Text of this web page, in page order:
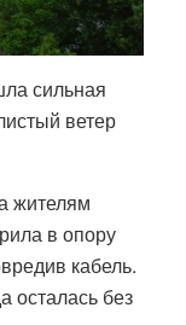
сильная
ветер
жителям
в опору
кабель.
осталась без